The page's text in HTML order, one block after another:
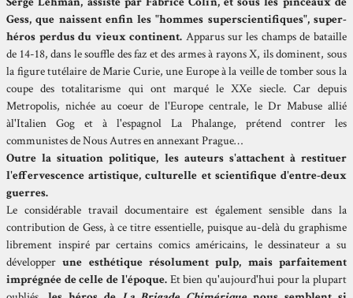
Gess, que naissent enfin les "hommes superscientifiques", super-
héros perdus du vieux continent. Apparus sur les champs de bataille
de 14-18, dans le souffle des faz et des armes à rayons X, ils dominent, sous
la figure tutélaire de Marie Curie, une Europe à la veille de tomber sous la
coupe des totalitarisme qui ont marqué le XXe siecle. Car depuis
Metropolis, nichée au coeur de l'Europe centrale, le Dr Mabuse allié
àl'Italien Gog et à l'espagnol La Phalange, prétend contrer les
communistes de Nous Autres en annexant Prague…
Outre la situation politique, les auteurs s'attachent à restituer
l'effervescence artistique, culturelle et scientifique d'entre-deux
guerres.
Le considérable travail documentaire est également sensible dans la
contribution de Gess, à ce titre essentielle, puisque au-delà du graphisme
librement inspiré par certains comics américains, le dessinateur a su
développer une esthétique résolument pulp, mais parfaitement
imprégnée de celle de l'époque. Et bien qu'aujourd'hui pour la plupart